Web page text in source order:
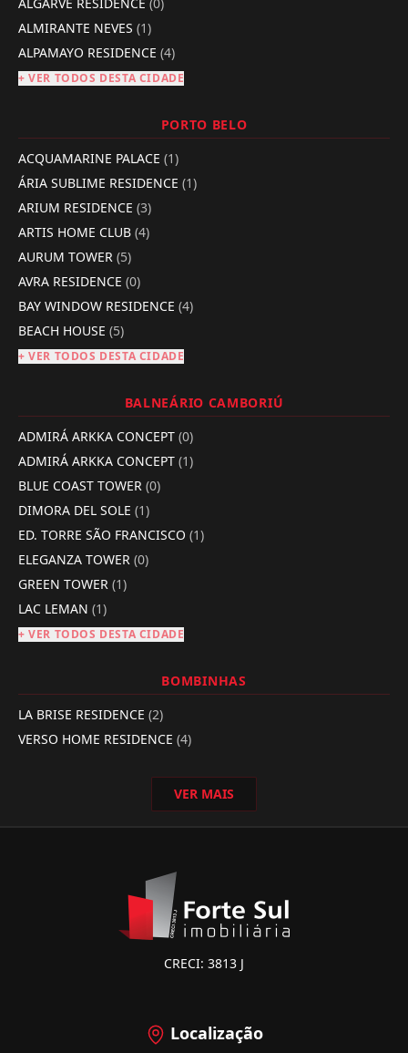
ALMIRANTE NEVES (1)
ALPAMAYO RESIDENCE (4)
+ VER TODOS DESTA CIDADE
PORTO BELO
ACQUAMARINE PALACE (1)
ÁRIA SUBLIME RESIDENCE (1)
ARIUM RESIDENCE (3)
ARTIS HOME CLUB (4)
AURUM TOWER (5)
AVRA RESIDENCE (0)
BAY WINDOW RESIDENCE (4)
BEACH HOUSE (5)
+ VER TODOS DESTA CIDADE
BALNEÁRIO CAMBORIÚ
ADMIRÁ ARKKA CONCEPT (0)
ADMIRÁ ARKKA CONCEPT (1)
BLUE COAST TOWER (0)
DIMORA DEL SOLE (1)
ED. TORRE SÃO FRANCISCO (1)
ELEGANZA TOWER (0)
GREEN TOWER (1)
LAC LEMAN (1)
+ VER TODOS DESTA CIDADE
BOMBINHAS
LA BRISE RESIDENCE (2)
VERSO HOME RESIDENCE (4)
VER MAIS
CRECI: 3813 J
Localização